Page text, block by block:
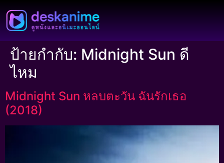
ป้ายกำกับ: Midnight Sun ดี
ไหม
Midnight Sun หลบตะวัน ฉันรักเธอ
(2018)